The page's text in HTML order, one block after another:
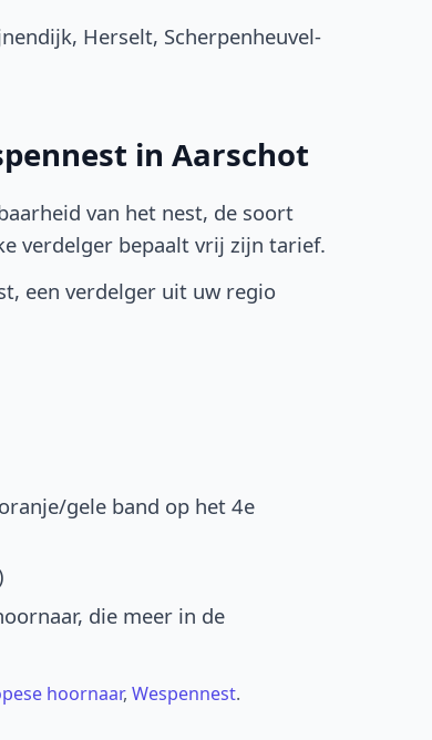
Herselt, Scherpenheuvel-
in Aarschot
van het nest, de soort
verdelger bepaalt vrij zijn tarief.
een verdelger uit uw regio
gele band op het 4e
die meer in de
hoornaar, Wespennest.